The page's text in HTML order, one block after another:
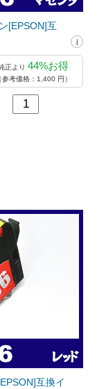
[EPSON]互
正より 44%お得
参考価格：1,400 円）
互換イ